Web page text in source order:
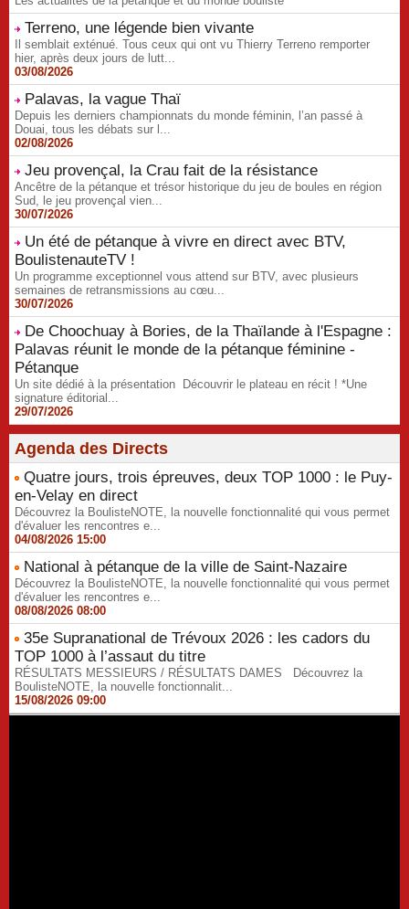
Terreno, une légende bien vivante
Il semblait exténué. Tous ceux qui ont vu Thierry Terreno remporter
hier, après deux jours de lutt...
03/08/2026
Palavas, la vague Thaï
Depuis les derniers championnats du monde féminin, l’an passé à
Douai, tous les débats sur l...
02/08/2026
Jeu provençal, la Crau fait de la résistance
Ancêtre de la pétanque et trésor historique du jeu de boules en région
Sud, le jeu provençal vien...
30/07/2026
Un été de pétanque à vivre en direct avec BTV,
BoulistenauteTV !
Un programme exceptionnel vous attend sur BTV, avec plusieurs
semaines de retransmissions au cœu...
30/07/2026
De Choochuay à Bories, de la Thaïlande à l'Espagne :
Palavas réunit le monde de la pétanque féminine -
Pétanque
Un site dédié à la présentation Découvrir le plateau en récit ! *Une
signature éditorial...
29/07/2026
Agenda des Directs
Quatre jours, trois épreuves, deux TOP 1000 : le Puy-
en-Velay en direct
Découvrez la BoulisteNOTE, la nouvelle fonctionnalité qui vous permet
d'évaluer les rencontres e...
04/08/2026 15:00
National à pétanque de la ville de Saint-Nazaire
Découvrez la BoulisteNOTE, la nouvelle fonctionnalité qui vous permet
d'évaluer les rencontres e...
08/08/2026 08:00
35e Supranational de Trévoux 2026 : les cadors du
TOP 1000 à l’assaut du titre
RÉSULTATS MESSIEURS / RÉSULTATS DAMES Découvrez la
BoulisteNOTE, la nouvelle fonctionnalit...
15/08/2026 09:00